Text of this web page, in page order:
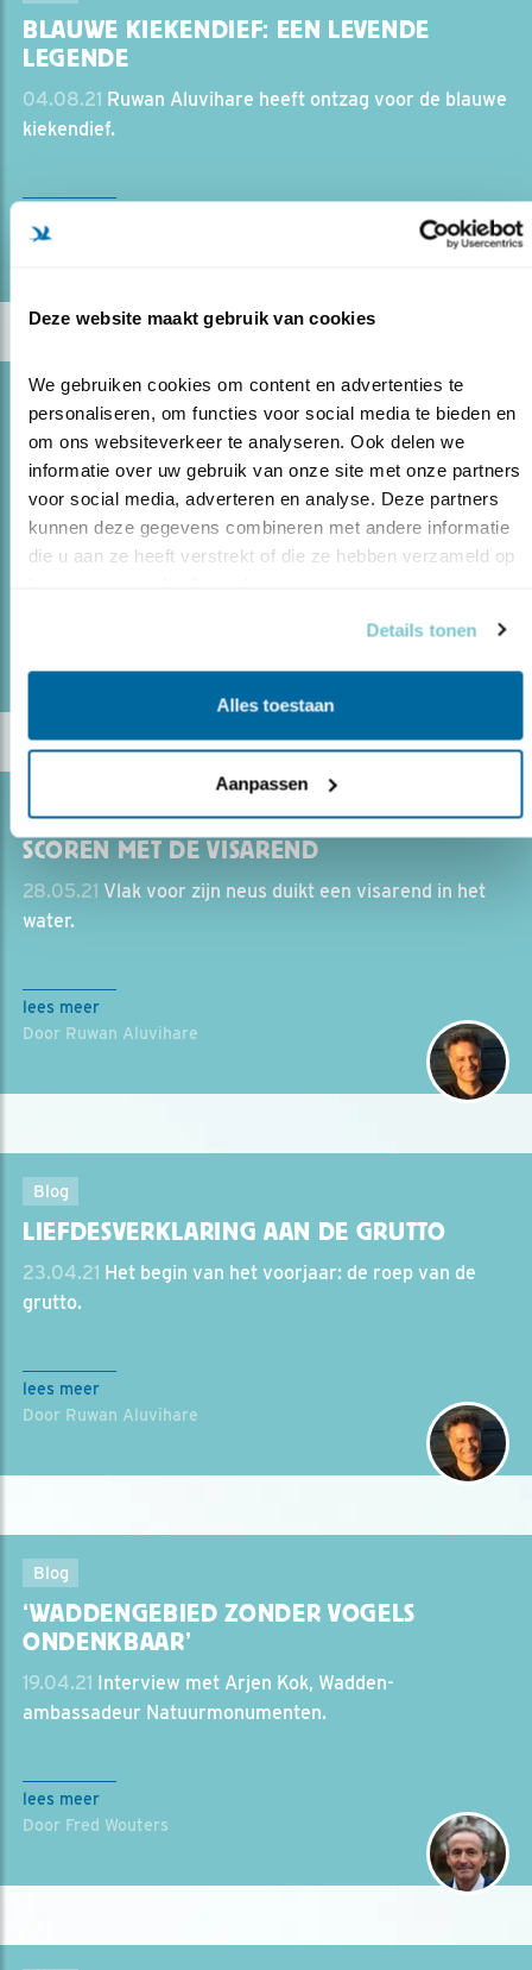
Deze website maakt gebruik van cookies
We gebruiken cookies om content en advertenties te
personaliseren, om functies voor social media te bieden en
om ons websiteverkeer te analyseren. Ook delen we
informatie over uw gebruik van onze site met onze partners
voor social media, adverteren en analyse. Deze partners
kunnen deze gegevens combineren met andere informatie
die u aan ze heeft verstrekt of die ze hebben verzameld op
Details tonen
Alles toestaan
Aanpassen
BLAUWE KIEKENDIEF: EEN LEVENDE
LEGENDE
04.08.21 Ruwan Aluvihare heeft ontzag voor de blauwe
kiekendief.
Door Ruwan Aluvihare
Blog
DOMPEL JE ONDER IN DE
WADDENNATUUR
13.07.21Dwaalfilm Wadden: nieuwe minidocumentaires
over Waddennatuur.
SCOREN MET DE VISAREND
28.05.21 Vlak voor zijn neus duikt een visarend in het
water.
lees meer
Door Ruwan Aluvihare
Blog
LIEFDESVERKLARING AAN DE GRUTTO
23.04.21 Het begin van het voorjaar: de roep van de
grutto.
lees meer
Door Ruwan Aluvihare
Blog
‘WADDENGEBIED ZONDER VOGELS
ONDENKBAAR’
19.04.21 Interview met Arjen Kok, Wadden-
ambassadeur Natuurmonumenten.
lees meer
Door Fred Wouters